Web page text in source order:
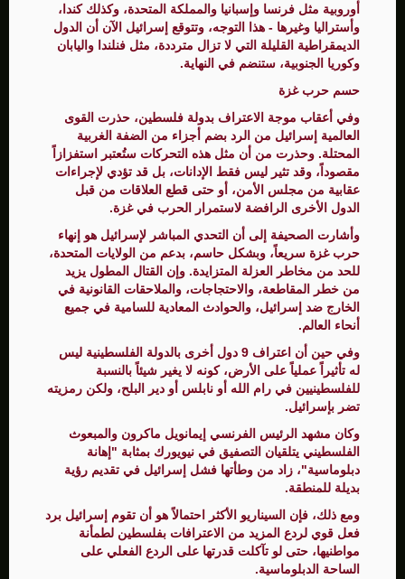
أوروبية مثل فرنسا وإسبانيا والمملكة المتحدة، وكذلك كندا،
وأستراليا وغيرها - هذا التوجه، وتتوقع إسرائيل الآن أن الدول
الديمقراطية القليلة التي لا تزال مترددة، مثل فنلندا واليابان
وكوريا الجنوبية، ستنضم في النهاية.
حسم حرب غزة
وفي أعقاب موجة الاعتراف بدولة فلسطين، حذرت القوى
العالمية إسرائيل من الرد بضم أجزاء من الضفة الغربية
المحتلة. وحذرت من أن مثل هذه التحركات ستُعتبر استفزازاً
مقصوداً، وقد تثير ليس فقط الإدانات، بل قد تؤدي لإجراءات
عقابية من مجلس الأمن، أو حتى قطع العلاقات من قبل
الدول الأخرى الرافضة لاستمرار الحرب في غزة.
وأشارت الصحيفة إلى أن التحدي المباشر لإسرائيل هو إنهاء
حرب غزة سريعاً، وبشكل حاسم، بدعم من الولايات المتحدة،
للحد من مخاطر العزلة المتزايدة. وإن القتال المطول يزيد
من خطر المقاطعة، والاحتجاجات، والملاحقات القانونية في
الخارج ضد إسرائيل، والحوادث المعادية للسامية في جميع
أنحاء العالم.
وفي حين أن اعتراف 9 دول أخرى بالدولة الفلسطينية ليس
له تأثيراً عملياً على الأرض، كونه لا يغير شيئاً بالنسبة
للفلسطينيين في رام الله أو نابلس أو دير البلح، ولكن رمزيته
تضر بإسرائيل.
وكان مشهد الرئيس الفرنسي إيمانويل ماكرون والمبعوث
الفلسطيني يتلقيان التصفيق في نيويورك بمثابة "إهانة
دبلوماسية"، زاد من وطأتها فشل إسرائيل في تقديم رؤية
بديلة للمنطقة.
ومع ذلك، فإن السيناريو الأكثر احتمالاً هو أن تقوم إسرائيل برد
فعل قوي لردع المزيد من الاعترافات بفلسطين لطمأنة
مواطنيها، حتى لو تآكلت قدرتها على الردع الفعلي على
الساحة الدبلوماسية.